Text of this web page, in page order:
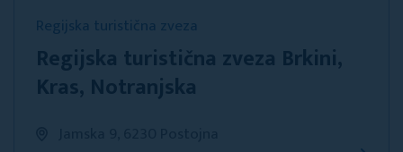
Regijska turistična zveza
Regijska turistična zveza Brkini,
Kras, Notranjska